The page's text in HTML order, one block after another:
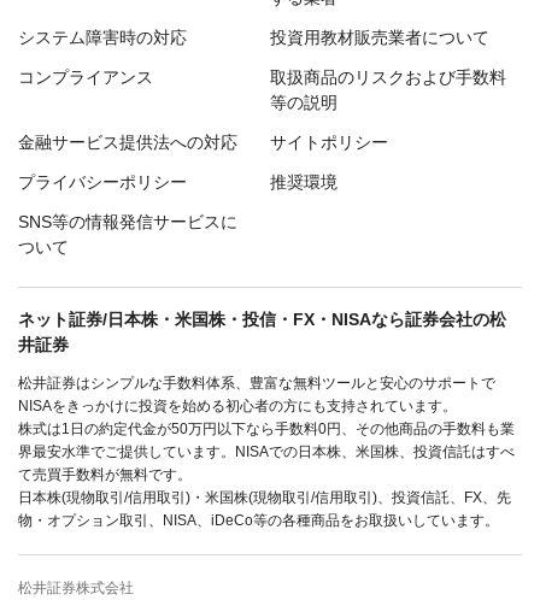
システム障害時の対応 投資用教材販売業者について
コンプライアンス
取扱商品のリスクおよび手数料
等の説明
金融サービス提供法への対応 サイトポリシー
プライバシーポリシー 推奨環境
SNS等の情報発信サービスに
ついて
ネット証券/日本株・米国株・投信・FX・NISAなら証券会社の松
井証券
松井証券はシンプルな手数料体系、豊富な無料ツールと安心のサポートで
NISAをきっかけに投資を始める初心者の方にも支持されています。
株式は1日の約定代金が50万円以下なら手数料0円、その他商品の手数料も業
界最安水準でご提供しています。NISAでの日本株、米国株、投資信託はすべ
て売買手数料が無料です。
日本株(現物取引/信用取引)・米国株(現物取引/信用取引)、投資信託、FX、先
物・オプション取引、NISA、iDeCo等の各種商品をお取扱いしています。
松井証券株式会社